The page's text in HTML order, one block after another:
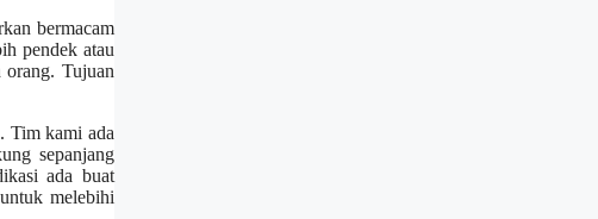
bermacam
pendek atau
orang. Tujuan
Tim kami ada
sepanjang
ada buat
melebihi